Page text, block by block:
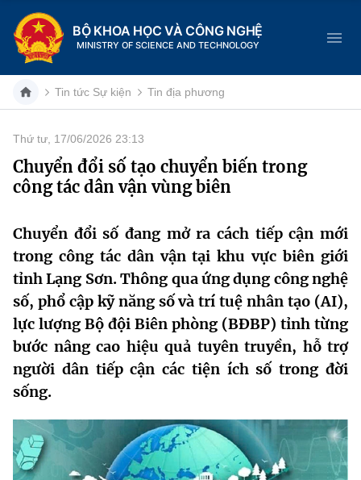
BỘ KHOA HỌC VÀ CÔNG NGHỆ
MINISTRY OF SCIENCE AND TECHNOLOGY
Danh mục
Trang chủ
Giới thiệu
Chức năng nhiệm vụ
Cơ cấu tổ chức
Lịch sử phát triển
Tin tức sự kiện
Khoa học và Công nghệ
Đổi mới sáng tạo
Bưu chính, Viễn thông
Sở hữu trí tuệ
Dịch vụ công
Hệ thống văn bản
Văn bản QPPL
Văn bản chỉ đạo điều hành
Lấy ý kiến người dân về dự thảo VBQPPL
MST IOFFICE
Khoa học và Công nghệ
Multimedia
Tin tức Sự kiện Tin địa phương
Thứ tư, 17/06/2026 23:13
Chuyển đổi số tạo chuyển biến trong
công tác dân vận vùng biên
Chuyển đổi số đang mở ra cách tiếp cận mới
trong công tác dân vận tại khu vực biên giới
tỉnh Lạng Sơn. Thông qua ứng dụng công nghệ
số, phổ cập kỹ năng số và trí tuệ nhân tạo (AI),
lực lượng Bộ đội Biên phòng (BĐBP) tỉnh từng
bước nâng cao hiệu quả tuyên truyền, hỗ trợ
người dân tiếp cận các tiện ích số trong đời
sống.